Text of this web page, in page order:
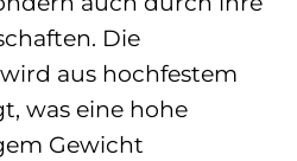
Die
wird aus hochfestem
was eine hohe
Gewicht